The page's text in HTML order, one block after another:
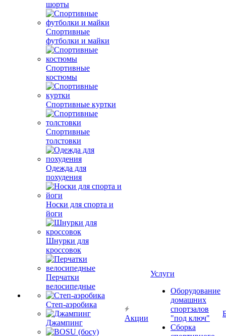
шорты
Спортивные
футболки и майки
Спортивные
костюмы
Спортивные куртки
Спортивные
толстовки
Одежда для
похудения
Носки для спорта и
йоги
Шнурки для
кроссовок
Перчатки
велосипедные
Степ-аэробика
Джампинг
Акции
Услуги
Оборудование
домашних
спортзалов
"под ключ"
Сборка